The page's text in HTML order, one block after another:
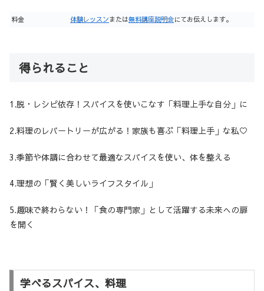
料金 体験レッスンまたは無料講座説明会にてお伝えします。
得られること
1.脱・レシピ依存！スパイスを使いこなす「料理上手な自分」に
2.料理のレパートリーが広がる！家族も喜ぶ「料理上手」な私♡
3.季節や体調に合わせて最適なスパイスを使い、体を整える
4.理想の「賢く美しいライフスタイル」
5.趣味で終わらない！「食の専門家」として活躍する未来への扉
を開く
学べるスパイス、料理